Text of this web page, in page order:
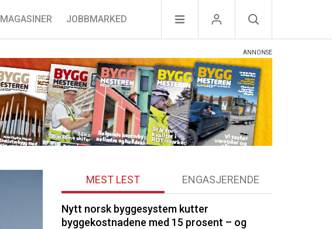
MAGASINER JOBBMARKED
MEST LEST ENGASJERENDE
Nytt norsk byggesystem kutter
byggekostnadene med 15 prosent – og